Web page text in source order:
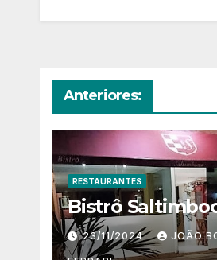
Anteriores:
RESTAURANTES
Bistrô
23/11/2024 JOÃO